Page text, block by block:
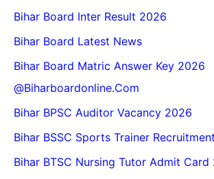
Bihar Board Inter Result 2026
Bihar Board Latest News
Bihar Board Matric Answer Key 2026
@biharboardonline.com
Bihar BPSC Auditor Vacancy 2026
Bihar BSSC Sports Trainer
Bihar BTSC Nursing Tutor Admit Card